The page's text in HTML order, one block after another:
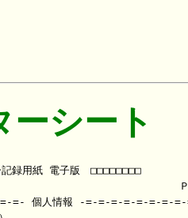
ーシート
録用紙 電子版　□□□□□□□□
ＰＬ
=- 個人情報 -=-=-=-=-=-=-=-